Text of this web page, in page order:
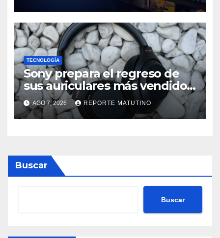
TECNOLOGÍA
Sony prepara el regreso de
sus auriculares más vendidos,
ahora más baratos
AGO 7, 2026 REPORTE MATUTINO
Buscar
Buscar